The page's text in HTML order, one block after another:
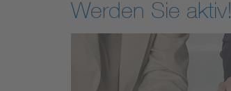
Werden Sie aktiv!